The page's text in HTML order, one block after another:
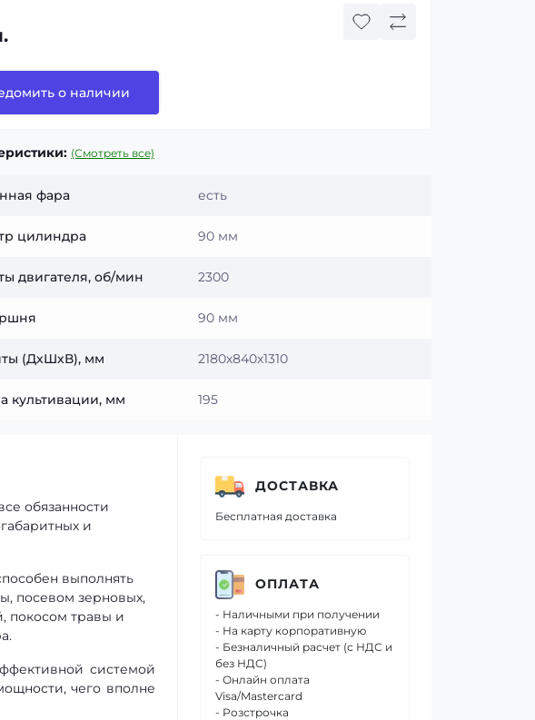
о наличии
(Смотреть все)
фара есть
цилиндра 90 мм
двигателя, об/мин 2300
90 мм
(ДхШхВ), мм 2180х840х1310
культивации, мм 195
обязанности
и
выполнять
посевом зерновых,
покосом травы и
системой
чего вполне
ДОСТАВКА
Бесплатная доставка
ОПЛАТА
- Наличными при получении
- На карту корпоративную
- Безналичный расчет (с НДС и
без НДС)
- Онлайн оплата
Visa/Mastercard
- Розстрочка